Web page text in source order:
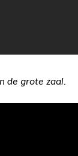
de grote zaal.